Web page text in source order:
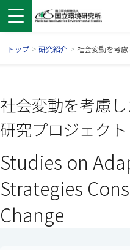
ウで開きます）
ンドウで開きます）
ウインドウで開きます）
トップ > 研究紹介 > 社会変動を考
社会変動を考慮
研究プロジェクト
Studies on
Strategies
Change